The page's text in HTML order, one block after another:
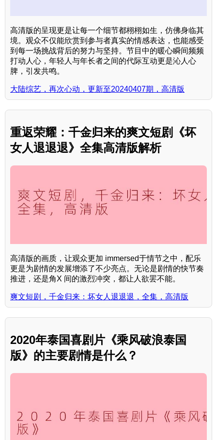
高清版的呈现更是让每一个细节都栩栩如生，仿佛身临其
境。观众不仅能欣赏到参与者真实的情感表达，也能感受
到每一场挑战背后的努力与坚持。节目中的暖心瞬间频频
打动人心，年轻人与年长者之间的代际互动更是沁人心
脾，引发共鸣。
大陆综艺，再次心动，更新至20240407期，高清版
重返荣耀：千金归来的爽文短剧《坏
女人退退退》全集高清版解析
高清版的画质，让观众更加 immersed于情节之中，配乐
更是为剧情的发展增添了不少亮点。无论是剧情的快节奏
推进，还是角X 间的激烈冲突，都让人欲罢不能。
爽文短剧，千金归来：坏女人退退退，全集，高清版
2020年泰国喜剧片《乘风破浪泰国
版》的主要剧情是什么？